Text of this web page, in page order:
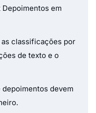
em
classificações por
de texto e o
devem